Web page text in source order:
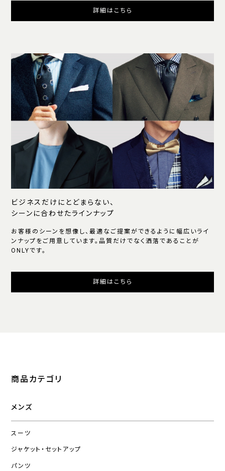
詳細はこちら
ビジネスだけにとどまらない、
シーンに合わせたラインナップ
お客様のシーンを想像し、最適なご提案ができるように幅広いライ
ンナップをご用意しています。品質だけでなく洒落であることが
ONLYです。
詳細はこちら
商品カテゴリ
メンズ
スーツ
ジャケット・セットアップ
パンツ